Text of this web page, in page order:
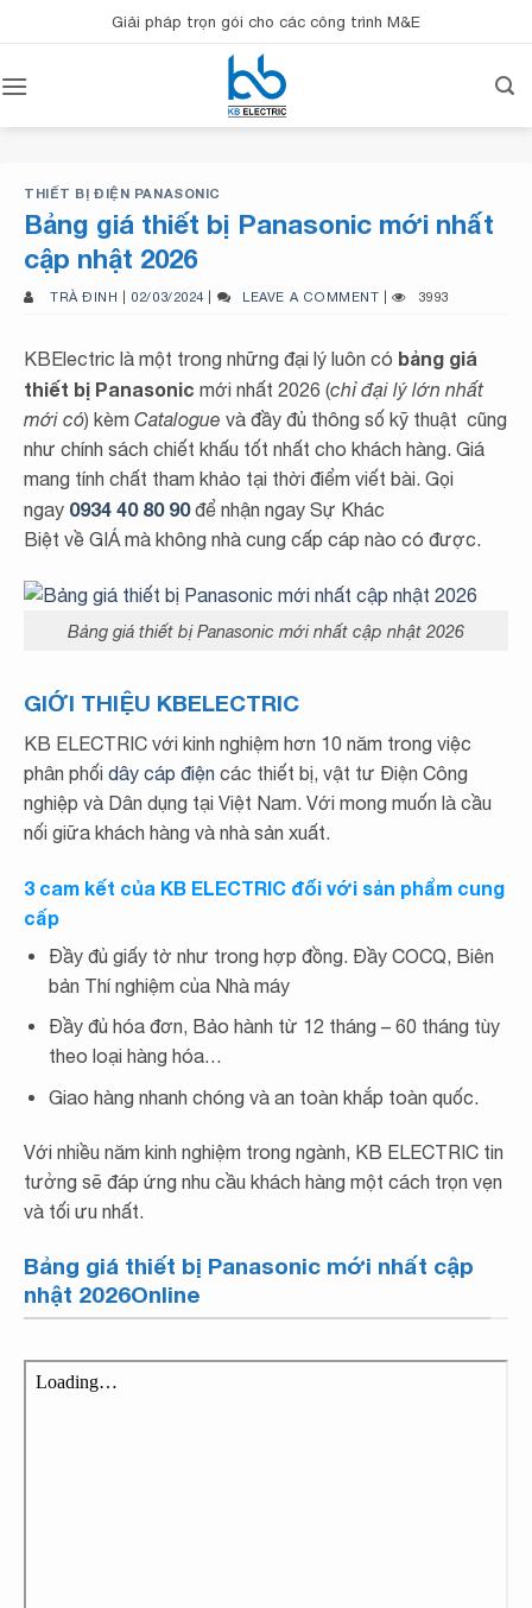
qua
dung
Giải pháp trọn gói cho các công trình M&E
THIẾT BỊ ĐIỆN PANASONIC
Bảng giá thiết bị Panasonic mới nhất
cập nhật 2026
TRÀ ĐINH | 02/03/2024 | LEAVE A COMMENT | 3993
KBElectric là một trong những đại lý luôn có bảng giá
thiết bị Panasonic mới nhất 2026 (chỉ đại lý lớn nhất
mới có) kèm Catalogue và đầy đủ thông số kỹ thuật cũng
như chính sách chiết khấu tốt nhất cho khách hàng. Giá
mang tính chất tham khảo tại thời điểm viết bài. Gọi
ngay 0934 40 80 90để nhận ngay Sự Khác
Biệt về GIÁ mà không nhà cung cấp cáp nào có được.
Bảng giá thiết bị Panasonic mới nhất cập nhật 2026
GIỚI THIỆU KBELECTRIC
KB ELECTRIC với kinh nghiệm hơn 10 năm trong việc
phân phối dây cáp điện các thiết bị, vật tư Điện Công
nghiệp và Dân dụng tại Việt Nam. Với mong muốn là cầu
nối giữa khách hàng và nhà sản xuất.
3 cam kết của KB ELECTRIC đối với sản phẩm cung
cấp
Đầy đủ giấy tờ như trong hợp đồng. Đầy COCQ, Biên
bản Thí nghiệm của Nhà máy
Đầy đủ hóa đơn, Bảo hành từ 12 tháng – 60 tháng tùy
theo loại hàng hóa…
Giao hàng nhanh chóng và an toàn khắp toàn quốc.
Với nhiều năm kinh nghiệm trong ngành, KB ELECTRIC tin
tưởng sẽ đáp ứng nhu cầu khách hàng một cách trọn vẹn
và tối ưu nhất.
Bảng giá thiết bị Panasonic mới nhất cập
nhật 2026Online